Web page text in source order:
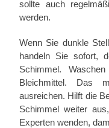
sollte auch
werden.
Wenn Sie dunkle
handeln Sie sofort,
Schimmel.
Bleichmittel. Das
ausreichen. Hilft die
Schimmel weiter
Experten wenden,